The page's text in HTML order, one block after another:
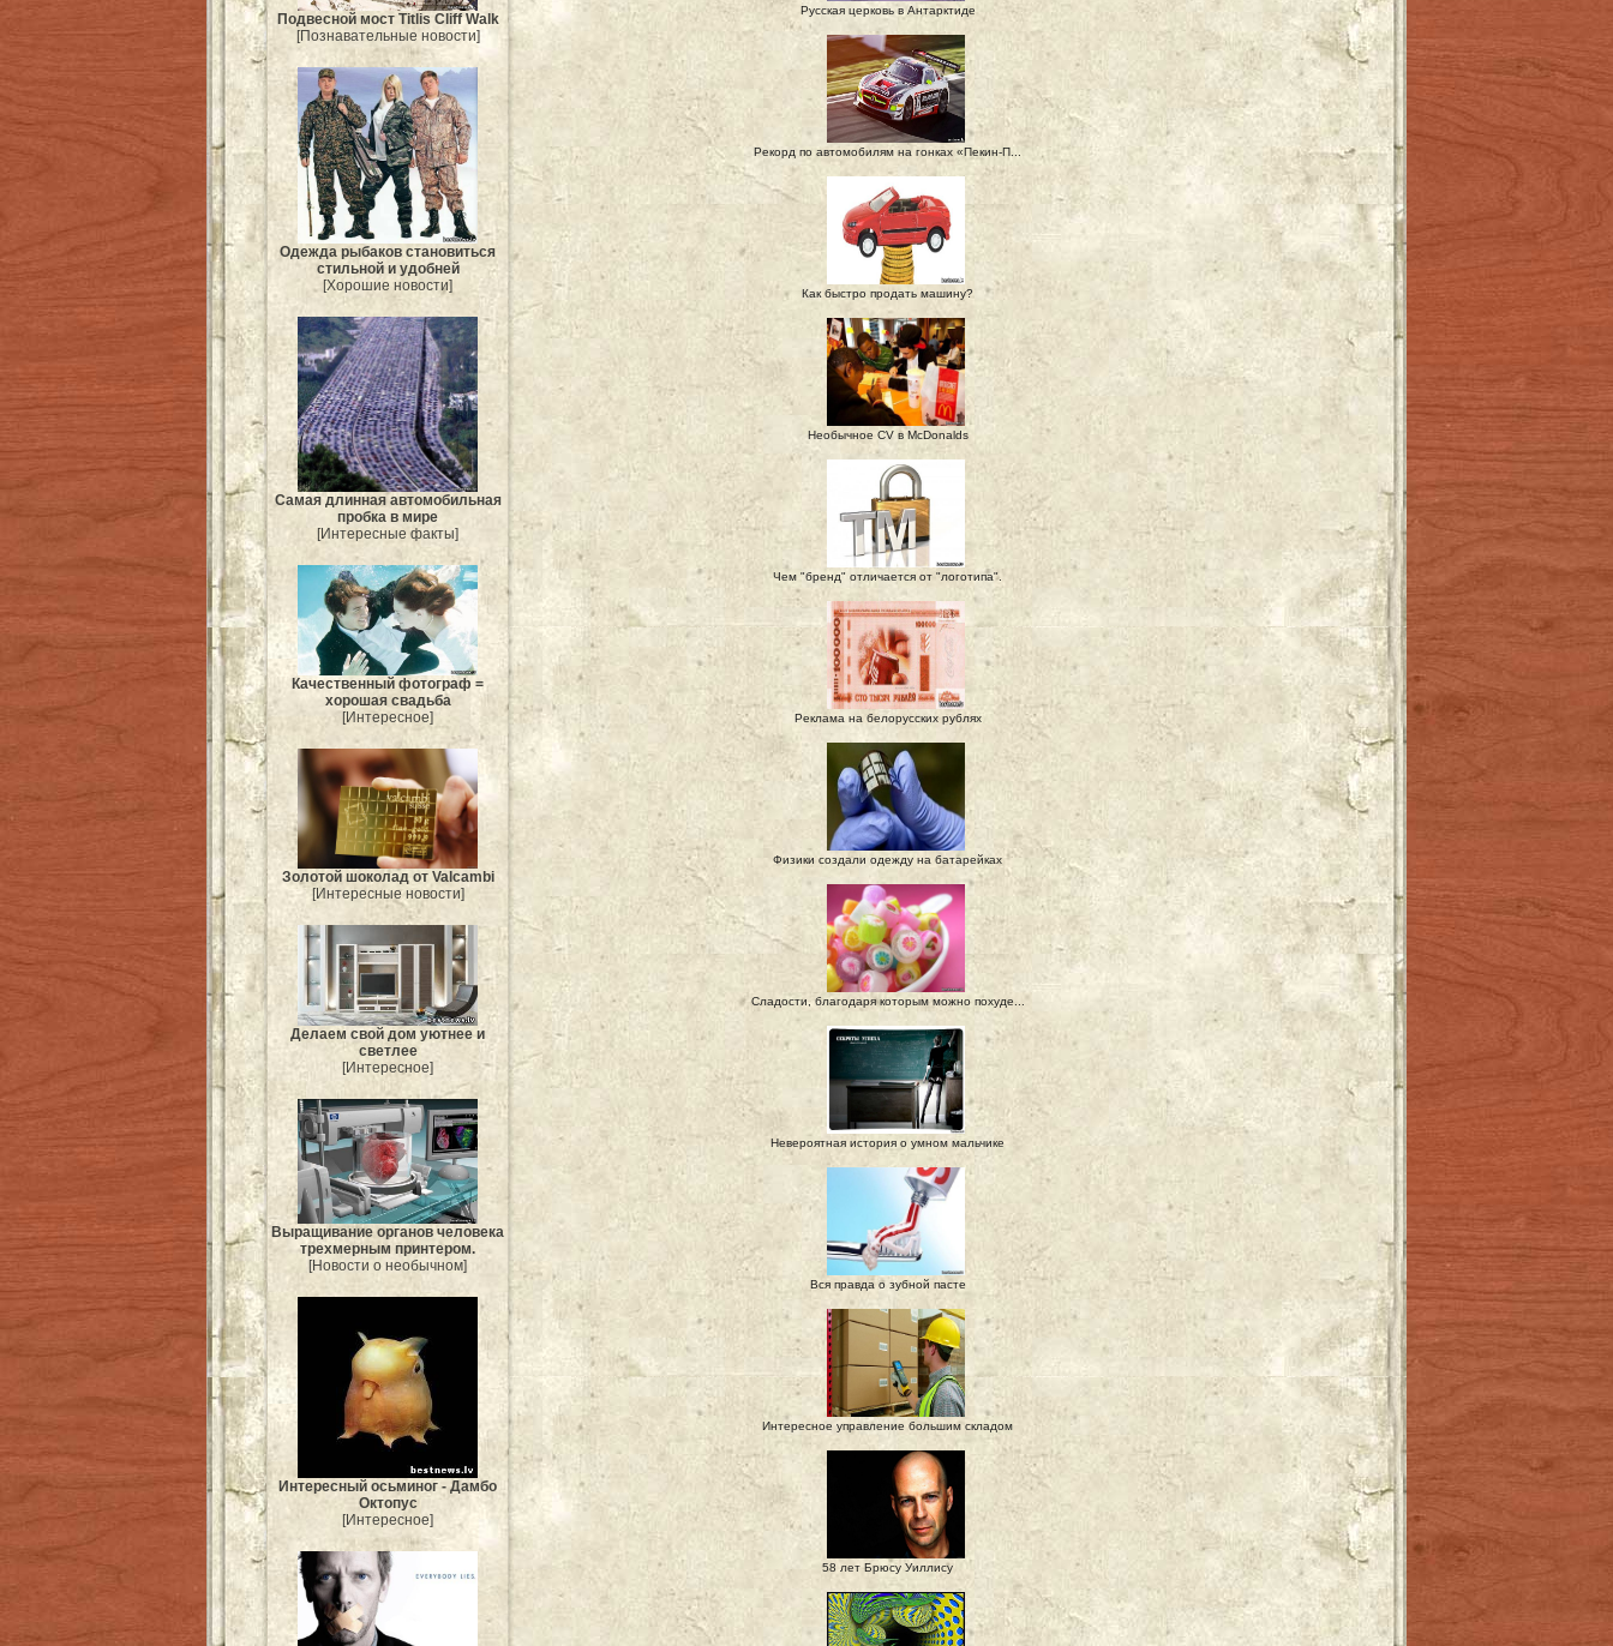
Подвесной мост Titlis Cliff Walk
[Познавательные новости]
Одежда рыбаков становиться
стильной и удобней
[Хорошие новости]
Самая длинная автомобильная
пробка в мире
[Интересные факты]
Качественный фотограф =
хорошая свадьба
[Интересное]
Золотой шоколад от Valcambi
[Интересные новости]
Делаем свой дом уютнее и
светлее
[Интересное]
Выращивание органов человека
трехмерным принтером.
[Новости о необычном]
Интересный осьминог - Дамбо
Октопус
[Интересное]
Русская церковь в Антарктиде
Рекорд по автомобилям на гонках «Пекин-П...
Как быстро продать машину?
Необычное CV в McDonalds
Чем "бренд" отличается от "логотипа".
Реклама на белорусских рублях
Физики создали одежду на батарейках
Сладости, благодаря которым можно похуде...
Невероятная история о умном мальчике
Вся правда о зубной пасте
Интересное управление большим складом
58 лет Брюсу Уиллису